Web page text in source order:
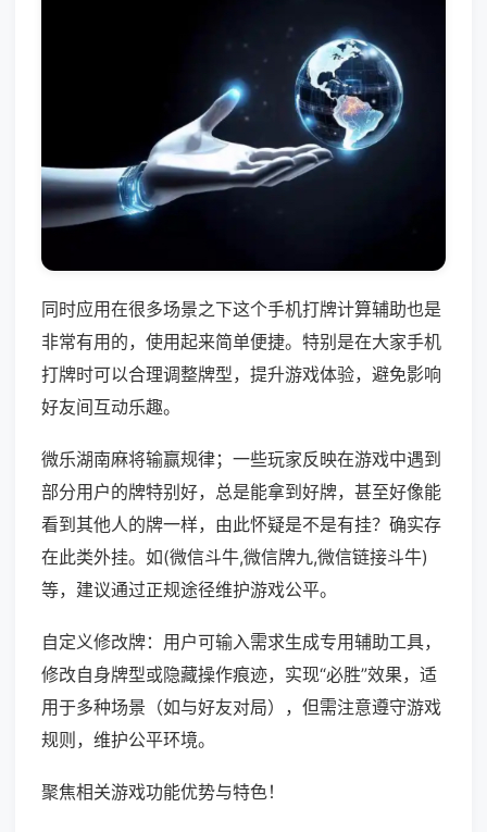
同时应用在很多场景之下这个手机打牌计算辅助也是
非常有用的，使用起来简单便捷。特别是在大家手机
打牌时可以合理调整牌型，提升游戏体验，避免影响
好友间互动乐趣。
微乐湖南麻将输赢规律；一些玩家反映在游戏中遇到
部分用户的牌特别好，总是能拿到好牌，甚至好像能
看到其他人的牌一样，由此怀疑是不是有挂？确实存
在此类外挂。如(微信斗牛,微信牌九,微信链接斗牛)
等，建议通过正规途径维护游戏公平。
自定义修改牌：用户可输入需求生成专用辅助工具，
修改自身牌型或隐藏操作痕迹，实现“必胜”效果，适
用于多种场景（如与好友对局），但需注意遵守游戏
规则，维护公平环境。
聚焦相关游戏功能优势与特色！